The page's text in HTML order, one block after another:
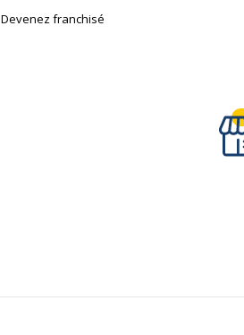
Devenez franchisé